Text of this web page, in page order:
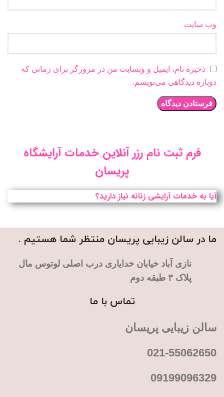
وب‌ سایت
ذخیره نام، ایمیل و وبسایت من در مرورگر برای زمانی که
دوباره دیدگاهی می‌نویسم.
فرم ثبت نام رزر آنلاین خدمات آرایشگاه
پریسان
آیا به خدمات آرایشی زنانه نیاز دارید؟
ما در سالن زیبایی پریسان منتظر شما هستیم .
نازی آباد خیابان خدایاری درب اصلی لوتوس مال
پلاک ۳ طبقه دوم
تماس با ما
سالن زیبایی پریسان
021-55062650
09199096329